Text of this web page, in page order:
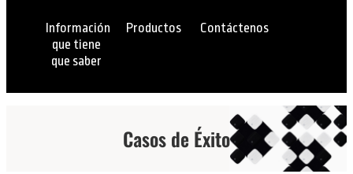
Información
que tiene
que saber
Productos Contáctenos
Casos de Éxito